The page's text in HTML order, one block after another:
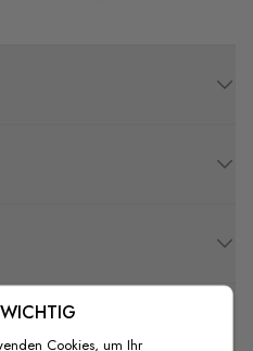
Cookies, um Ihr